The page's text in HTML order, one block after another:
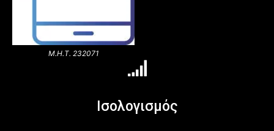
Μ.Η.Τ. 232071
Ισολογισμός